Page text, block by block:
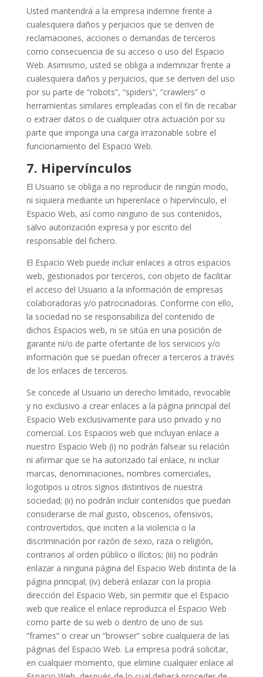
Usted mantendrá a la empresa indemne frente a
cualesquiera daños y perjuicios que se deriven de
reclamaciones, acciones o demandas de terceros
como consecuencia de su acceso o uso del Espacio
Web. Asimismo, usted se obliga a indemnizar frente a
cualesquiera daños y perjuicios, que se deriven del uso
por su parte de “robots”, “spiders”, “crawlers” o
herramientas similares empleadas con el fin de recabar
o extraer datos o de cualquier otra actuación por su
parte que imponga una carga irrazonable sobre el
funcionamiento del Espacio Web.
7. Hipervínculos
El Usuario se obliga a no reproducir de ningún modo,
ni siquiera mediante un hiperenlace o hipervínculo, el
Espacio Web, así como ninguno de sus contenidos,
salvo autorización expresa y por escrito del
responsable del fichero.
El Espacio Web puede incluir enlaces a otros espacios
web, gestionados por terceros, con objeto de facilitar
el acceso del Usuario a la información de empresas
colaboradoras y/o patrocinadoras. Conforme con ello,
la sociedad no se responsabiliza del contenido de
dichos Espacios web, ni se sitúa en una posición de
garante ni/o de parte ofertante de los servicios y/o
información que se puedan ofrecer a terceros a través
de los enlaces de terceros.
Se concede al Usuario un derecho limitado, revocable
y no exclusivo a crear enlaces a la página principal del
Espacio Web exclusivamente para uso privado y no
comercial. Los Espacios web que incluyan enlace a
nuestro Espacio Web (i) no podrán falsear su relación
ni afirmar que se ha autorizado tal enlace, ni incluir
marcas, denominaciones, nombres comerciales,
logotipos u otros signos distintivos de nuestra
sociedad; (ii) no podrán incluir contenidos que puedan
considerarse de mal gusto, obscenos, ofensivos,
controvertidos, que inciten a la violencia o la
discriminación por razón de sexo, raza o religión,
contrarios al orden público o ilícitos; (iii) no podrán
enlazar a ninguna página del Espacio Web distinta de la
página principal; (iv) deberá enlazar con la propia
dirección del Espacio Web, sin permitir que el Espacio
web que realice el enlace reproduzca el Espacio Web
como parte de su web o dentro de uno de sus
“frames” o crear un “browser” sobre cualquiera de las
páginas del Espacio Web. La empresa podrá solicitar,
en cualquier momento, que elimine cualquier enlace al